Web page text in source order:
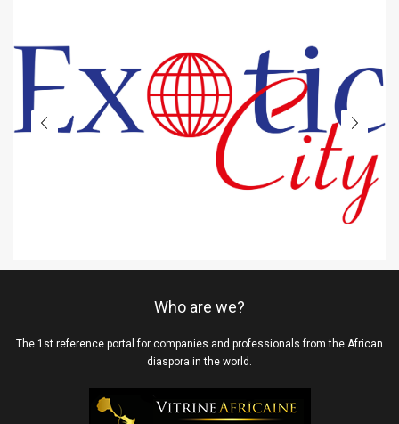
Who are we?
The 1st reference portal for companies and professionals from the African
diaspora in the world.